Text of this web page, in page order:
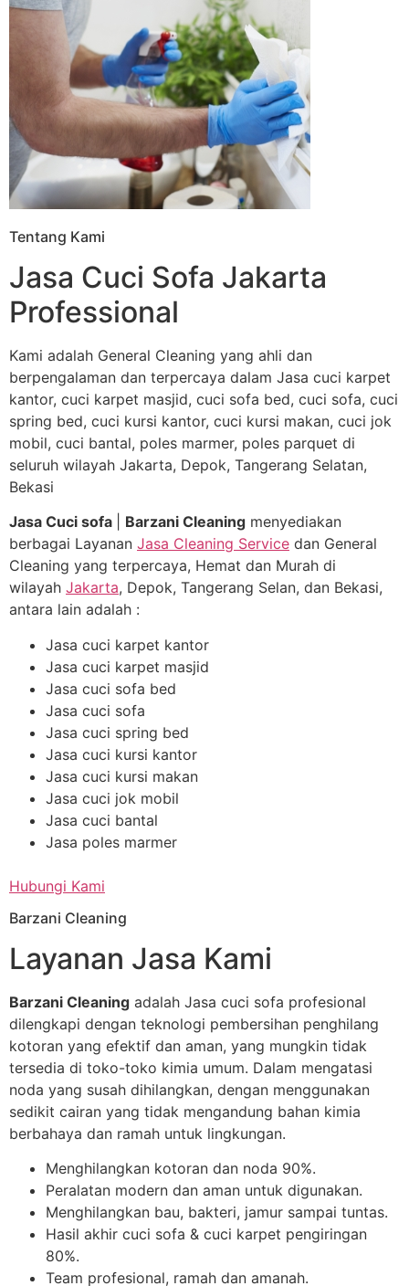
Tentang Kami
Jasa Cuci Sofa Jakarta
Professional
Kami adalah General Cleaning yang ahli dan
berpengalaman dan terpercaya dalam Jasa cuci karpet
kantor, cuci karpet masjid, cuci sofa bed, cuci sofa, cuci
spring bed, cuci kursi kantor, cuci kursi makan, cuci jok
mobil, cuci bantal, poles marmer, poles parquet di
seluruh wilayah Jakarta, Depok, Tangerang Selatan,
Bekasi
Jasa Cuci sofa
Barzani Cleaning menyediakan
berbagai Layanan Jasa Cleaning Service dan General
Cleaning yang terpercaya, Hemat dan Murah di
wilayah Jakarta, Depok, Tangerang Selan, dan Bekasi,
antara lain adalah :
Jasa cuci karpet kantor
Jasa cuci karpet masjid
Jasa cuci sofa bed
Jasa cuci sofa
Jasa cuci spring bed
Jasa cuci kursi kantor
Jasa cuci kursi makan
Jasa cuci jok mobil
Jasa cuci bantal
Jasa poles marmer
Hubungi Kami
Barzani Cleaning
Layanan Jasa Kami
Barzani Cleaning adalah Jasa cuci sofa profesional
dilengkapi dengan teknologi pembersihan penghilang
kotoran yang efektif dan aman, yang mungkin tidak
tersedia di toko-toko kimia umum. Dalam mengatasi
noda yang susah dihilangkan, dengan menggunakan
sedikit cairan yang tidak mengandung bahan kimia
berbahaya dan ramah untuk lingkungan.
Menghilangkan kotoran dan noda 90%.
Peralatan modern dan aman untuk digunakan.
Menghilangkan bau, bakteri, jamur sampai tuntas.
Hasil akhir cuci sofa & cuci karpet pengiringan
80%.
Team profesional, ramah dan amanah.